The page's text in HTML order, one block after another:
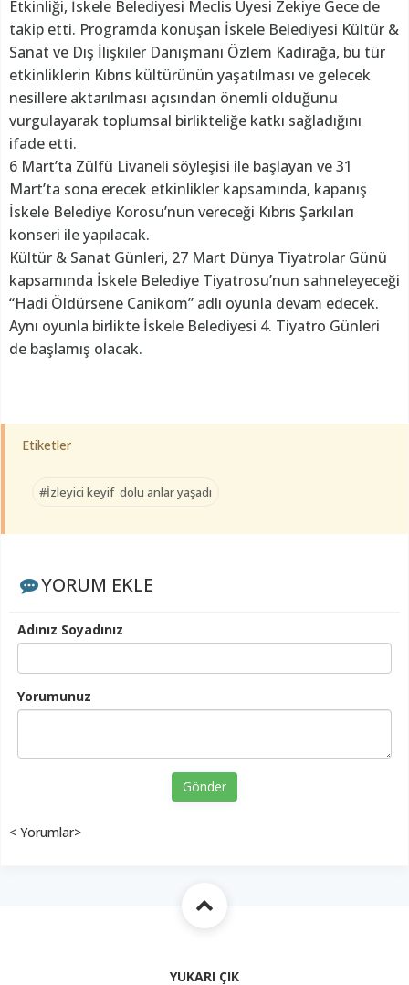
Etkinliği, İskele Belediyesi Meclis Üyesi Zekiye Gece de
takip etti. Programda konuşan İskele Belediyesi Kültür &
Sanat ve Dış İlişkiler Danışmanı Özlem Kadirağa, bu tür
etkinliklerin Kıbrıs kültürünün yaşatılması ve gelecek
nesillere aktarılması açısından önemli olduğunu
vurgulayarak toplumsal birlikteliğe katkı sağladığını
ifade etti.
6 Mart’ta Zülfü Livaneli söyleşisi ile başlayan ve 31
Mart’ta sona erecek etkinlikler kapsamında, kapanış
İskele Belediye Korosu’nun vereceği Kıbrıs Şarkıları
konseri ile yapılacak.
Kültür & Sanat Günleri, 27 Mart Dünya Tiyatrolar Günü
kapsamında İskele Belediye Tiyatrosu’nun sahneleyeceği
“Hadi Öldürsene Canikom” adlı oyunla devam edecek.
Aynı oyunla birlikte İskele Belediyesi 4. Tiyatro Günleri
de başlamış olacak.
Etiketler
#İzleyici keyif dolu anlar yaşadı
YORUM EKLE
Adınız Soyadınız
Yorumunuz
Gönder
< Yorumlar>
YUKARI ÇIK